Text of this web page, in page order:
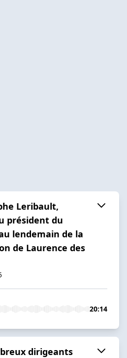
Leribault,
président du
lendemain de la
de Laurence des
20:14
dirigeants